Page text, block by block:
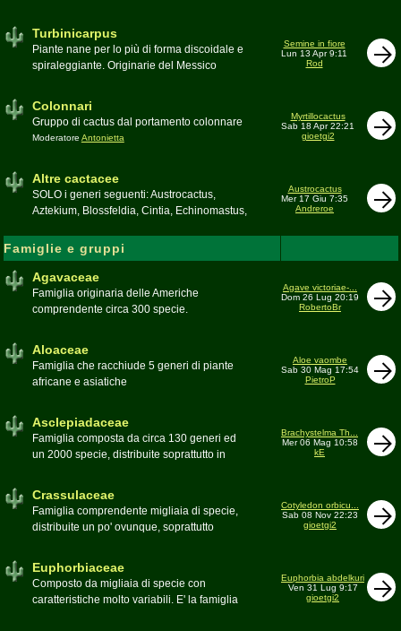
Turbinicarpus
Piante nane per lo più di forma discoidale e
spiraleggiante. Originarie del Messico
Semine in fiore
Lun 13 Apr 9:11
Rod
Colonnari
Gruppo di cactus dal portamento colonnare
Moderatore Antonietta
Myrtillocactus
Sab 18 Apr 22:21
gioetgi2
Altre cactacee
SOLO i generi seguenti: Austrocactus,
Aztekium, Blossfeldia, Cintia, Echinomastus,
Geohintonia, Obregonia, Oroya,
Ortegocactus, Pediocactus, Pelecyphora,
Pereskia, Sclerocactus, Strombocactus ,
Toumeya, Uebelmannia, Yavia. Sottotribù:
Hylocereinae (Aporocactus, Epiphyllum,
Austrocactus
Mer 17 Giu 7:35
Andreroe
Famiglie e gruppi
Agavaceae
Famiglia originaria delle Americhe
comprendente circa 300 specie.
generi:Agave, Beschorneria, Furcraea,
Hesperaloë, Littaea, Manfreda, Polianthes,
Agave victoriae-...
Dom 26 Lug 20:19
RobertoBr
Aloaceae
Famiglia che racchiude 5 generi di piante
africane e asiatiche
Aloe vaombe
Sab 30 Mag 17:54
PietroP
Asclepiadaceae
Famiglia composta da circa 130 generi ed
un 2000 specie, distribuite soprattutto in
Brachystelma Th...
Mer 06 Mag 10:58
kE
Crassulaceae
Famiglia comprendente migliaia di specie,
distribuite un po' ovunque, soprattutto
Cotyledon orbicu...
Sab 08 Nov 22:23
gioetgi2
Euphorbiaceae
Composto da migliaia di specie con
caratteristiche molto variabili. E' la famiglia
Euphorbia abdelkuri
Ven 31 Lug 9:17
gioetgi2